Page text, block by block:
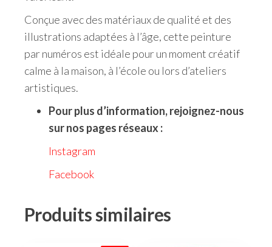
Conçue avec des matériaux de qualité et des
illustrations adaptées à l’âge, cette peinture
par numéros est idéale pour un moment créatif
calme à la maison, à l’école ou lors d’ateliers
artistiques.
Pour plus d’information, rejoignez-nous
sur nos pages réseaux :
Instagram
Facebook
Produits similaires